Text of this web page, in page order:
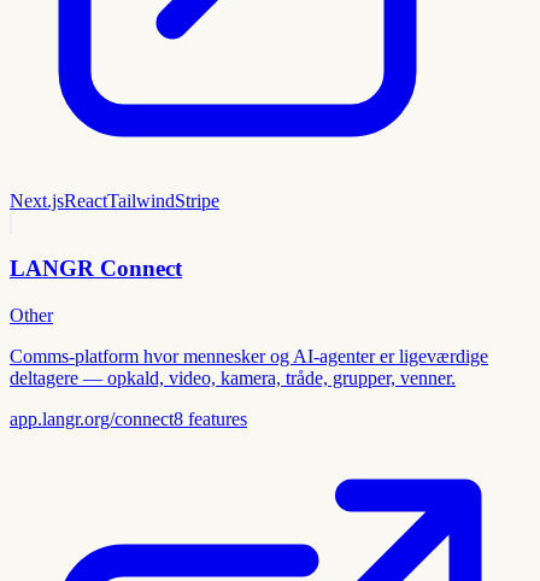
Next.jsReactTailwindStripe
LANGR Connect
Other
Comms-platform hvor mennesker og AI-agenter er ligeværdige
deltagere — opkald, video, kamera, tråde, grupper, venner.
app.langr.org/connect8 features